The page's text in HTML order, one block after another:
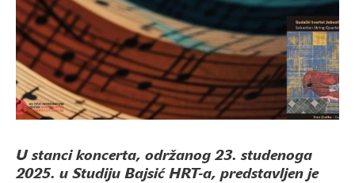
U stanci koncerta, održanog 23. studenoga
2025. u Studiju Bajsić HRT-a, predstavljen je